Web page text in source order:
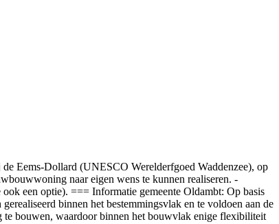
Dollard (UNESCO Werelderfgoed Waddenzee), op
naar eigen wens te kunnen realiseren. -
een optie). === Informatie gemeente Oldambt: Op basis
binnen het bestemmingsvlak en te voldoen aan de
te bouwen, waardoor binnen het bouwvlak enige flexibiliteit